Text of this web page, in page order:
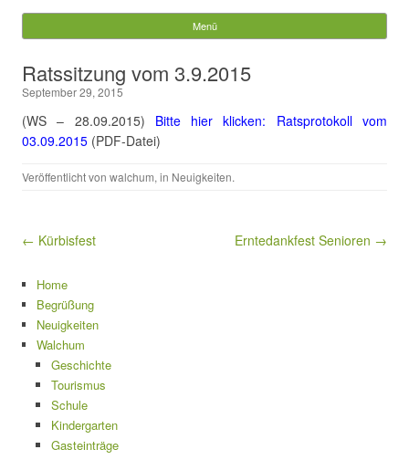
Gemeinde Walchum
nach:
Menü
Ratssitzung vom 3.9.2015
September 29, 2015
(WS – 28.09.2015) Bitte hier klicken: Ratsprotokoll vom
03.09.2015 (PDF-Datei)
Veröffentlicht von walchum, in Neuigkeiten.
Beitragsnavigation
← Kürbisfest Erntedankfest Senioren →
Home
Begrüßung
Neuigkeiten
Walchum
Geschichte
Tourismus
Schule
Kindergarten
Gasteinträge